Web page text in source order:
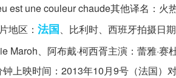
est une couleur chaude其他译名：火
地区： 法国、比利时、西班牙拍摄日
Maroh、阿布戴·柯西胥主演：蕾雅·
上映时间：2013年10月9号（法国）